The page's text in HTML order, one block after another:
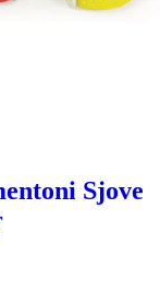
Sjove